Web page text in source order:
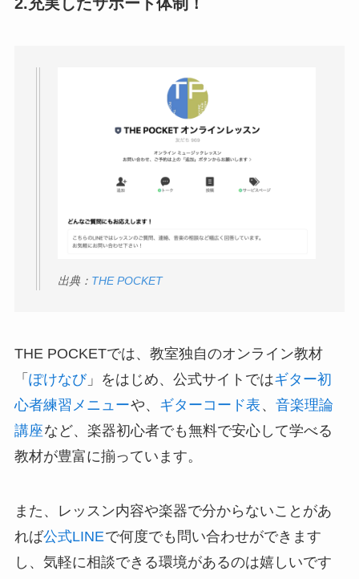
出典： THE POCKET
THE POCKETでは、教室独自のオンライン教材
「 ぽけなび」をはじめ、公式サイトではギター初
心者練習メニューや、 ギターコード表 、 音楽理論
講座など、楽器初心者でも無料で安心して学べる
教材が豊富に揃っています。
また、レッスン内容や楽器で分からないことがあ
れば公式LINEで何度でも問い合わせができます
し、気軽に相談できる環境があるのは嬉しいです